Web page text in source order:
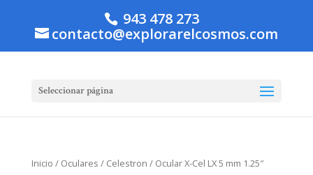
943 478 273
contacto@explorarelcosmos.com
Seleccionar página
Inicio / Oculares / Celestron / Ocular X-Cel LX 5 mm 1.25″